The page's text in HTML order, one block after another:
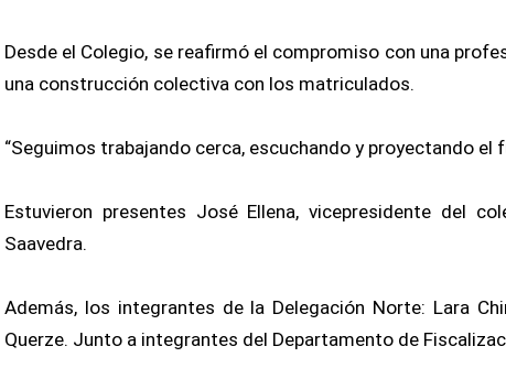
Desde el Colegio, se reafirmó el compromiso con una
una construcción colectiva con los matriculados.
“Seguimos trabajando cerca, escuchando y proyectando el
Estuvieron presentes José Ellena, vicepresidente del
Saavedra.
Además, los integrantes de la Delegación Norte: Lara
Querze. Junto a integrantes del Departamento de